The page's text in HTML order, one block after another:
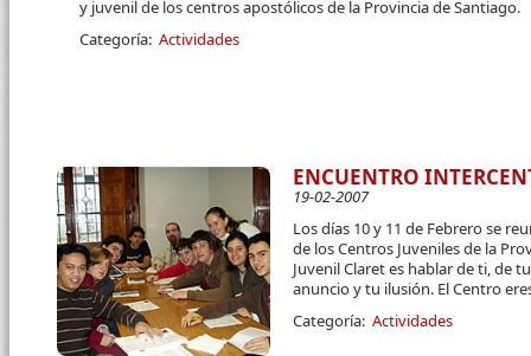
y juvenil de los centros apostólicos de la Provincia de Santiago.
Categoría: Actividades
ENCUENTRO
19-02-2007
Los días 10 y 11 de Febrero se
de los Centros Juveniles de la
Juvenil Claret es hablar de ti, de
anuncio y tu ilusión. El Centro
Categoría: Actividades